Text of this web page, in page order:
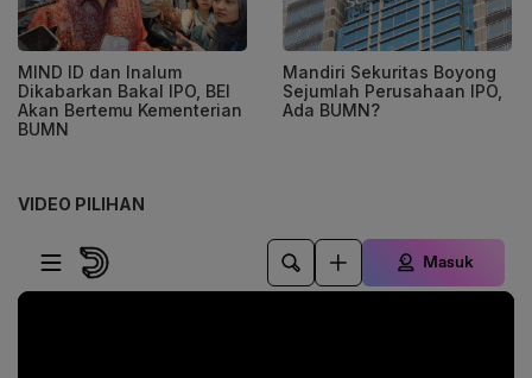
MIND ID dan Inalum
Dikabarkan Bakal IPO, BEI
Akan Bertemu Kementerian
BUMN
Mandiri Sekuritas Boyong
Sejumlah Perusahaan IPO,
Ada BUMN?
VIDEO PILIHAN